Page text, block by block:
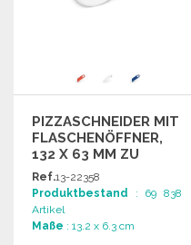
PIZZASCHNEIDER MIT
FLASCHENÖFFNER,
132 X 63 MM ZU
GROSSHANDELSPREISEN
Ref.13-22358
Produktbestand : 69 838
Artikel
Maße : 13.2 x 6.3 cm